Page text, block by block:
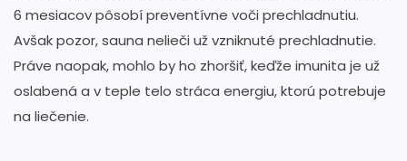
6 mesiacov pôsobí preventívne voči prechladnutiu.
Avšak pozor, sauna nelieči už vzniknuté prechladnutie.
Práve naopak, mohlo by ho zhoršiť, keďže imunita je už
oslabená a v teple telo stráca energiu, ktorú potrebuje
na liečenie.